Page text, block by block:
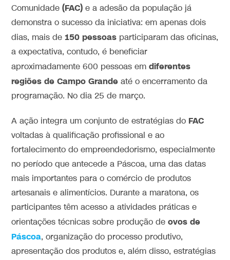
Comunidade(FAC) e a adesão da população já
demonstra o sucesso da iniciativa: em apenas dois
dias, mais de 150 pessoas participaram das oficinas,
a expectativa, contudo, é beneficiar
aproximadamente 600 pessoas emdiferentes
regiões de Campo Grande até o encerramento da
programação. No dia 25 de março.
A ação integra um conjunto de estratégias do FAC
voltadas à qualificação profissional e ao
fortalecimento do empreendedorismo, especialmente
no período que antecede a Páscoa, uma das datas
mais importantes para o comércio de produtos
artesanais e alimentícios. Durante a maratona, os
participantes têm acesso a atividades práticas e
orientações técnicas sobre produção deovos de
Páscoa, organização do processo produtivo,
apresentação dos produtos e, além disso, estratégias